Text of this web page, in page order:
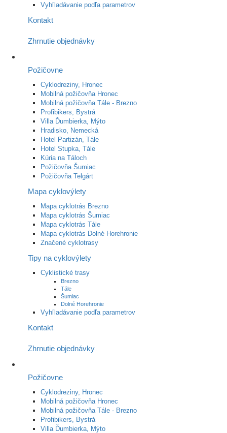
Vyhľladávanie podľa parametrov
Kontakt
Zhrnutie objednávky
Požičovne
Cyklodreziny, Hronec
Mobilná požičovňa Hronec
Mobilná požičovňa Tále - Brezno
Profibikers, Bystrá
Villa Ďumbierka, Mýto
Hradisko, Nemecká
Hotel Partizán, Tále
Hotel Stupka, Tále
Kúria na Táloch
Požičovňa Šumiac
Požičovňa Telgárt
Mapa cyklovýlety
Mapa cyklotrás Brezno
Mapa cyklotrás Šumiac
Mapa cyklotrás Tále
Mapa cyklotrás Dolné Horehronie
Značené cyklotrasy
Tipy na cyklovýlety
Cyklistické trasy
Brezno
Tále
Šumiac
Dolné Horehronie
Vyhľladávanie podľa parametrov
Kontakt
Zhrnutie objednávky
Požičovne
Cyklodreziny, Hronec
Mobilná požičovňa Hronec
Mobilná požičovňa Tále - Brezno
Profibikers, Bystrá
Villa Ďumbierka, Mýto